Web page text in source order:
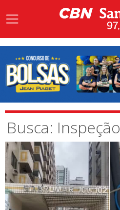
Busca: Inspeção